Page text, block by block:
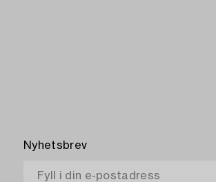
Nyhetsbrev